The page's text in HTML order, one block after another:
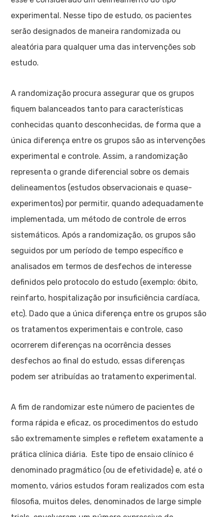
experimental. Nesse tipo de estudo, os pacientes
serão designados de maneira randomizada ou
aleatória para qualquer uma das intervenções sob
estudo.
A randomização procura assegurar que os grupos
fiquem balanceados tanto para características
conhecidas quanto desconhecidas, de forma que a
única diferença entre os grupos são as intervenções
experimental e controle. Assim, a randomização
representa o grande diferencial sobre os demais
delineamentos (estudos observacionais e quase-
experimentos) por permitir, quando adequadamente
implementada, um método de controle de erros
sistemáticos. Após a randomização, os grupos são
seguidos por um período de tempo específico e
analisados em termos de desfechos de interesse
definidos pelo protocolo do estudo (exemplo: óbito,
reinfarto, hospitalização por insuficiência cardíaca,
etc). Dado que a única diferença entre os grupos são
os tratamentos experimentais e controle, caso
ocorrerem diferenças na ocorrência desses
desfechos ao final do estudo, essas diferenças
podem ser atribuídas ao tratamento experimental.
A fim de randomizar este número de pacientes de
forma rápida e eficaz, os procedimentos do estudo
são extremamente simples e refletem exatamente a
prática clínica diária. Este tipo de ensaio clínico é
denominado pragmático (ou de efetividade) e, até o
momento, vários estudos foram realizados com esta
filosofia, muitos deles, denominados de large simple